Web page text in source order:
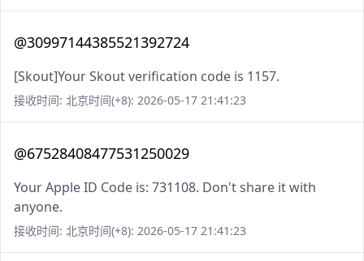
@30997144385521392724
[Skout]Your Skout verification code is 1157.
接收时间: 北京时间(+8): 2026-05-17 21:41:23
@67528408477531250029
Your Apple ID Code is: 731108. Don't share it with
anyone.
接收时间: 北京时间(+8): 2026-05-17 21:41:23